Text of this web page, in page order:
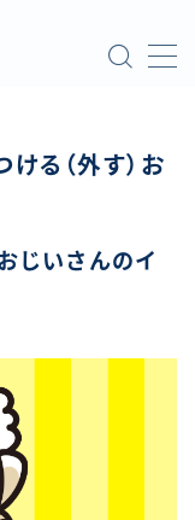
ける（外す）お
じいさんのイ